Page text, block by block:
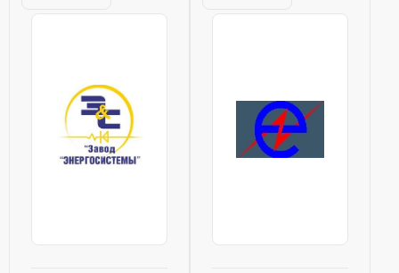
различных
разработаны...
представляет на
металлгидридных
(Ni-MH)
аккумуляторов...